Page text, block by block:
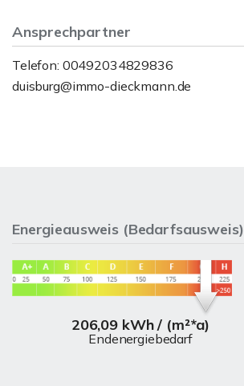
Ansprechpartner
Telefon: 00492034829836
duisburg@immo-dieckmann.de
Energieausweis (Bedarfsausweis)
206,09 kWh / (m²*a)
Endenergiebedarf